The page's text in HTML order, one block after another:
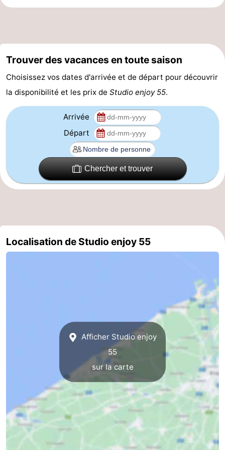
Route
-
Stationnement
littoral
Flandre-
Gand
-
Wenduine
Le
-
Bredene
Trouver des vacances en toute saison
Choisissez vos dates d'arrivée et de départ pour découvrir
la disponibilité et les prix de Studio enjoy 55.
Arrivée
Départ
Chercher et trouver
Localisation de Studio enjoy 55
Afficher Studio enjoy
55
sur la carte